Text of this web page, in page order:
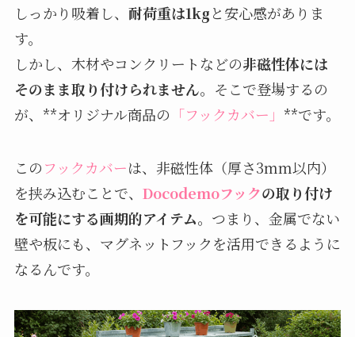
しっかり吸着し、 耐荷重は1kgと安心感がありま
す。
しかし、木材やコンクリートなどの非磁性体には
そのまま取り付けられません。そこで登場するの
が、**オリジナル商品の 「フックカバー」 **です。
このフックカバーは、非磁性体（厚さ3mm以内）
を挟み込むことで、 Docodemoフックの取り付け
を可能にする画期的アイテム。つまり、金属でない
壁や板にも、マグネットフックを活用できるように
なるんです。